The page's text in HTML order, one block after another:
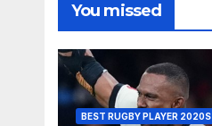
You missed
BEST RUGBY PLAYER 2020S